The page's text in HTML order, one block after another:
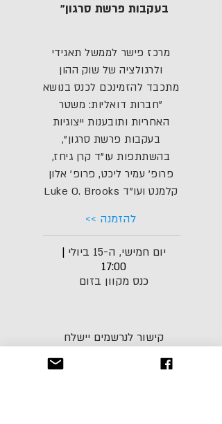
בעקבות פרשת סרגון"
מרכז פישר לממשל תאגידי
ולרגולציה של שוק ההון
מתכבד להזמינכם לכנס בנושא
"חברות דואליות: משטר
האחריות ותובענות ייצוגיות
בעקבות פרשת סרגון",
בהשתתפות עו"ד קרן גיחז,
פרופ' עמיר ליכט, פרופ' אלון
קלמנט ועו"ד Luke O. Brooks
להזמנה >>
יום חמישי, ה-15 ביולי
|
17:00
כנס מקוון בזום
קישור לנרשמים יישלח